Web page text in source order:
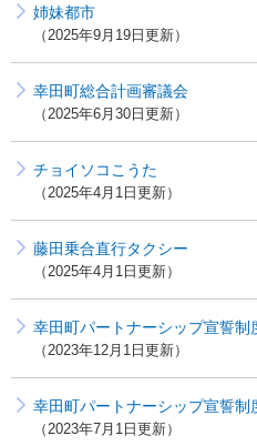
姉妹都市
2025年9月19日更新
幸田町総合計画審議会
2025年6月30日更新
チョイソコこうた
2025年4月1日更新
藤田乗合直行タクシー
2025年4月1日更新
幸田町パートナーシップ宣誓
2023年12月1日更新
幸田町パートナーシップ宣誓制
2023年7月1日更新